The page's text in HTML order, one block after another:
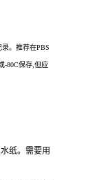
。推荐在PBS
-80C保存,但应
纸。需要用